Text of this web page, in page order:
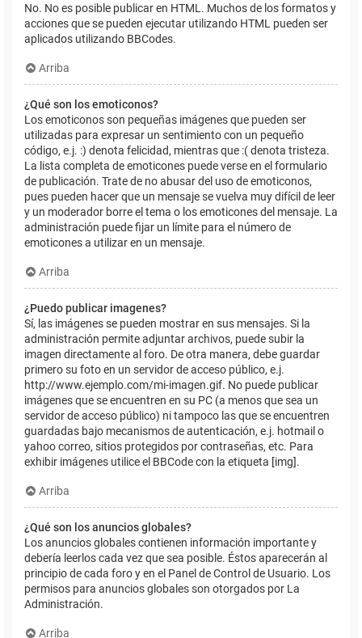
No. No es posible publicar en HTML. Muchos de los formatos y
acciones que se pueden ejecutar utilizando HTML pueden ser
aplicados utilizando BBCodes.
Arriba
¿Qué son los emoticonos?
Los emoticonos son pequeñas imágenes que pueden ser
utilizadas para expresar un sentimiento con un pequeño
código, e.j. :) denota felicidad, mientras que :( denota tristeza.
La lista completa de emoticones puede verse en el formulario
de publicación. Trate de no abusar del uso de emoticonos,
pues pueden hacer que un mensaje se vuelva muy difícil de leer
y un moderador borre el tema o los emoticones del mensaje. La
administración puede fijar un límite para el número de
emoticones a utilizar en un mensaje.
Arriba
¿Puedo publicar imagenes?
Sí, las imágenes se pueden mostrar en sus mensajes. Si la
administración permite adjuntar archivos, puede subir la
imagen directamente al foro. De otra manera, debe guardar
primero su foto en un servidor de acceso público, e.j.
http://www.ejemplo.com/mi-imagen.gif. No puede publicar
imágenes que se encuentren en su PC (a menos que sea un
servidor de acceso público) ni tampoco las que se encuentren
guardadas bajo mecanismos de autenticación, e.j. hotmail o
yahoo correo, sitios protegidos por contraseñas, etc. Para
exhibir imágenes utilice el BBCode con la etiqueta [img].
Arriba
¿Qué son los anuncios globales?
Los anuncios globales contienen información importante y
debería leerlos cada vez que sea posible. Éstos aparecerán al
principio de cada foro y en el Panel de Control de Usuario. Los
permisos para anuncios globales son otorgados por La
Administración.
Arriba